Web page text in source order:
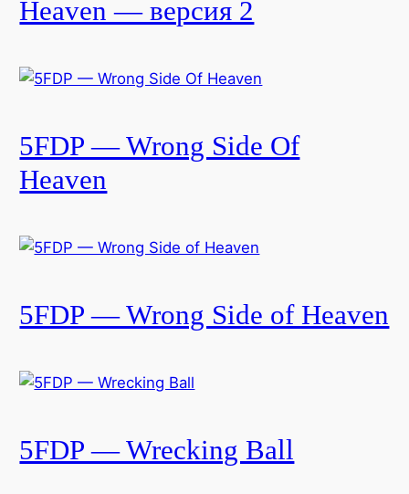
Heaven — версия 2
5FDP — Wrong Side Of
Heaven
5FDP — Wrong Side of Heaven
5FDP — Wrecking Ball